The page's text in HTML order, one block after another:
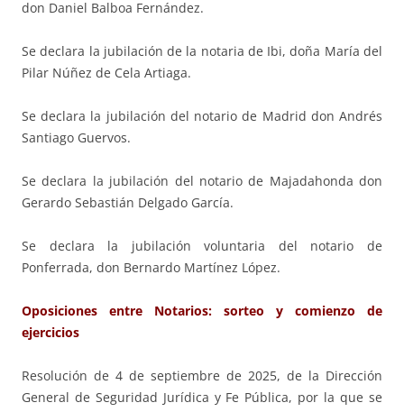
don Daniel Balboa Fernández.
Se declara la jubilación de la notaria de Ibi, doña María del
Pilar Núñez de Cela Artiaga.
Se declara la jubilación del notario de Madrid don Andrés
Santiago Guervos.
Se declara la jubilación del notario de Majadahonda don
Gerardo Sebastián Delgado García.
Se declara la jubilación voluntaria del notario de
Ponferrada, don Bernardo Martínez López.
Oposiciones entre Notarios: sorteo y comienzo de
ejercicios
Resolución de 4 de septiembre de 2025, de la Dirección
General de Seguridad Jurídica y Fe Pública, por la que se